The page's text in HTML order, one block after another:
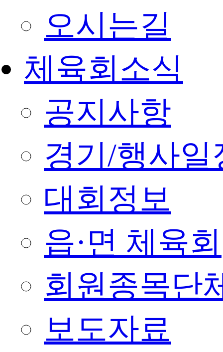
오시는길
체육회소식
공지사항
경기/행사일
대회정보
읍·면 체육회
회원종목단
보도자료